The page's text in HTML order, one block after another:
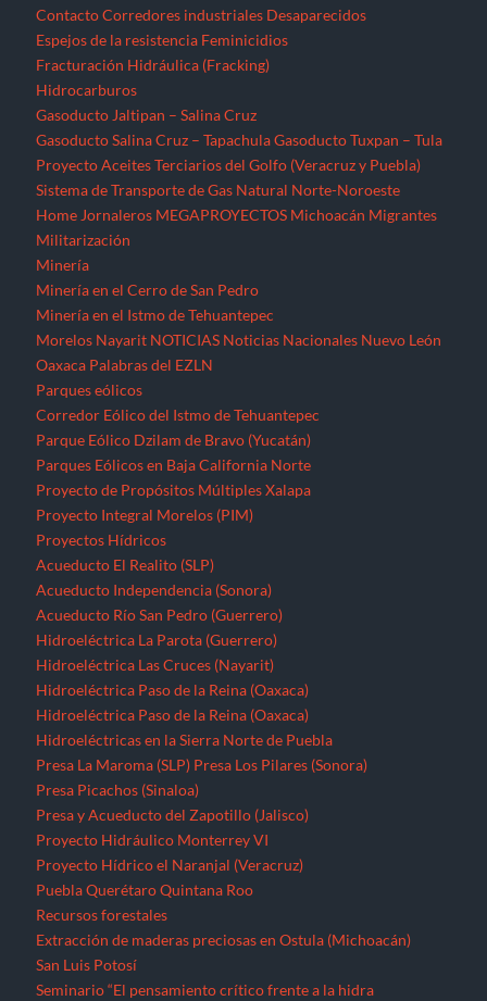
Contacto Corredores industriales Desaparecidos
Espejos de la resistencia Feminicidios
Fracturación Hidráulica (Fracking)
Hidrocarburos
Gasoducto Jaltipan – Salina Cruz
Gasoducto Salina Cruz – Tapachula Gasoducto Tuxpan – Tula
Proyecto Aceites Terciarios del Golfo (Veracruz y Puebla)
Sistema de Transporte de Gas Natural Norte-Noroeste
Home Jornaleros MEGAPROYECTOS Michoacán Migrantes
Militarización
Minería
Minería en el Cerro de San Pedro
Minería en el Istmo de Tehuantepec
Morelos Nayarit NOTICIAS Noticias Nacionales Nuevo León
Oaxaca Palabras del EZLN
Parques eólicos
Corredor Eólico del Istmo de Tehuantepec
Parque Eólico Dzilam de Bravo (Yucatán)
Parques Eólicos en Baja California Norte
Proyecto de Propósitos Múltiples Xalapa
Proyecto Integral Morelos (PIM)
Proyectos Hídricos
Acueducto El Realito (SLP)
Acueducto Independencia (Sonora)
Acueducto Río San Pedro (Guerrero)
Hidroeléctrica La Parota (Guerrero)
Hidroeléctrica Las Cruces (Nayarit)
Hidroeléctrica Paso de la Reina (Oaxaca)
Hidroeléctrica Paso de la Reina (Oaxaca)
Hidroeléctricas en la Sierra Norte de Puebla
Presa La Maroma (SLP) Presa Los Pilares (Sonora)
Presa Picachos (Sinaloa)
Presa y Acueducto del Zapotillo (Jalisco)
Proyecto Hidráulico Monterrey VI
Proyecto Hídrico el Naranjal (Veracruz)
Puebla Querétaro Quintana Roo
Recursos forestales
Extracción de maderas preciosas en Ostula (Michoacán)
San Luis Potosí
Seminario “El pensamiento crítico frente a la hidra